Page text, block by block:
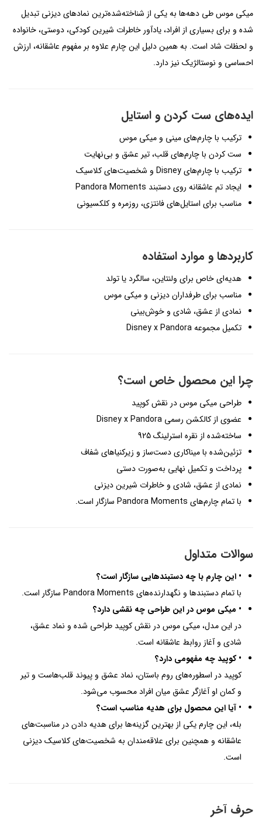
میکی موس طی دهه‌ها به یکی از شناخته‌شده‌ترین نمادهای دیزنی تبدیل
شده و برای بسیاری از افراد، یادآور خاطرات شیرین کودکی، دوستی، خانواده
و لحظات شاد است. به همین دلیل این چارم علاوه بر مفهوم عاشقانه، ارزش
احساسی و نوستالژیک نیز دارد.
ایده‌های ست کردن و استایل
ترکیب با چارم‌های مینی و میکی موس
ست کردن با چارم‌های قلب، تیر عشق و بی‌نهایت
ترکیب با چارم‌های Disney و شخصیت‌های کلاسیک
ایجاد تم عاشقانه روی دستبند Pandora Moments
مناسب برای استایل‌های فانتزی، روزمره و کلکسیونی
کاربردها و موارد استفاده
هدیه‌ای خاص برای ولنتاین، سالگرد یا تولد
مناسب برای طرفداران دیزنی و میکی موس
نمادی از عشق، شادی و خوش‌بینی
تکمیل مجموعه Disney x Pandora
چرا این محصول خاص است؟
طراحی میکی موس در نقش کوپید
عضوی از کالکشن رسمی Disney x Pandora
ساخته‌شده از نقره استرلینگ 925
تزئین‌شده با میناکاری دست‌ساز و زیرکنیاهای شفاف
پرداخت و تکمیل نهایی به‌صورت دستی
نمادی از عشق، شادی و خاطرات شیرین دیزنی
با تمام چارم‌های Pandora Moments سازگار است.
سوالات متداول
• این چارم با چه دستبندهایی سازگار است؟
با تمام دستبندها و نگهدارنده‌های Pandora Moments سازگار است.
• میکی موس در این طراحی چه نقشی دارد؟
در این مدل، میکی موس در نقش کوپید طراحی شده و نماد عشق،
شادی و آغاز روابط عاشقانه است.
• کوپید چه مفهومی دارد؟
کوپید در اسطوره‌های روم باستان، نماد عشق و پیوند قلب‌هاست و تیر
و کمان او آغازگر عشق میان افراد محسوب می‌شود.
• آیا این محصول برای هدیه مناسب است؟
بله، این چارم یکی از بهترین گزینه‌ها برای هدیه دادن در مناسبت‌های
عاشقانه و همچنین برای علاقه‌مندان به شخصیت‌های کلاسیک دیزنی
است.
حرف آخر